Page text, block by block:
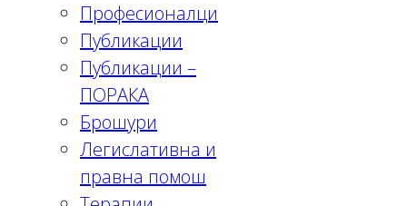
Професионалци
Публикации
Публикации –
ПОРАКА
Брошури
Легислативна и
правна помош